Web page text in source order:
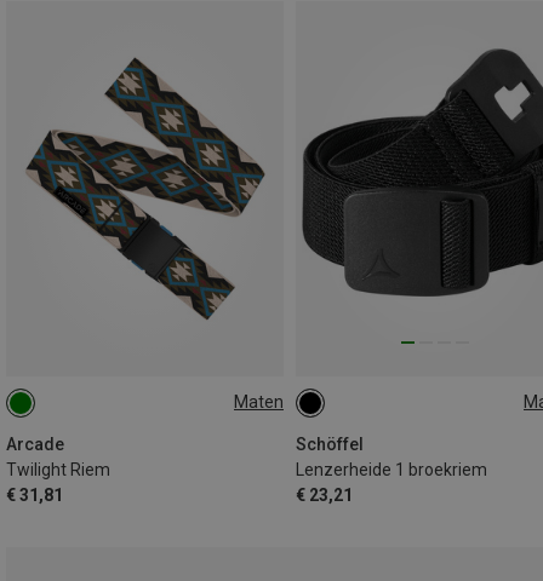
Maten
Arcade
Twilight Riem
€ 31,81
ONE SIZE
Schöffel
Lenzerheide 1 broekriem
€ 23,21
70